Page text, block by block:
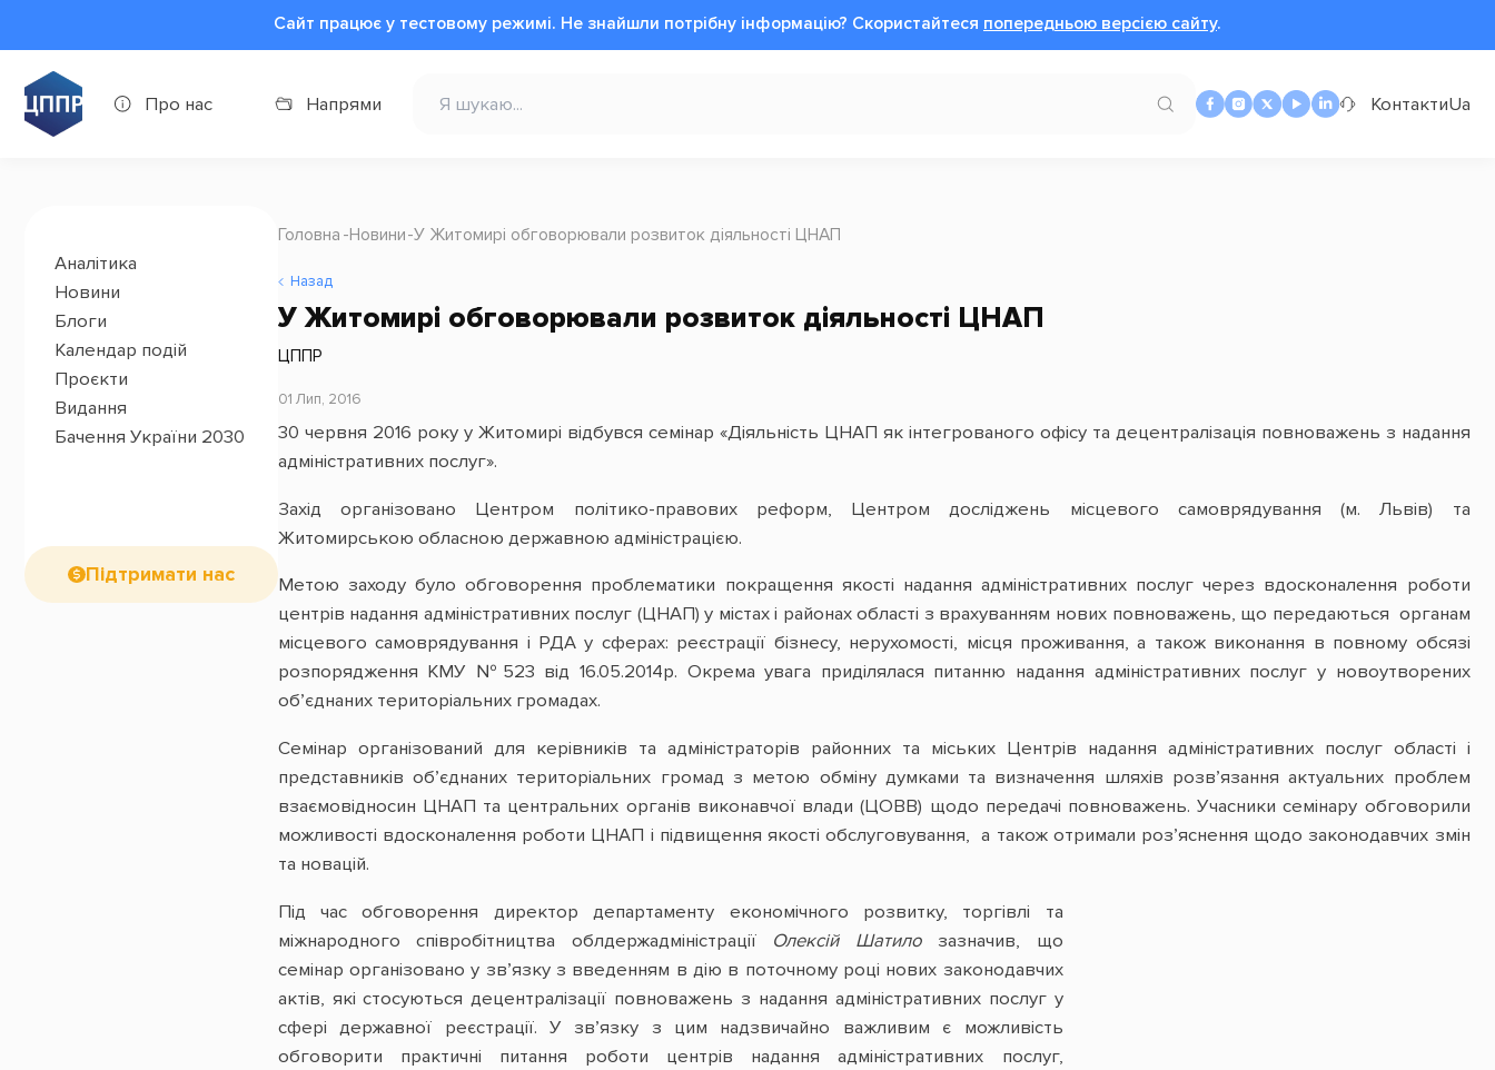
Сайт працює у тестовому режимі. Не знайшли потрібну інформацію? Cкористайтеся попередньою версією сайту.
Про нас Напрями КонтактиUa
Аналітика
Новини
Блоги
Календар подій
Проєкти
Видання
Бачення України 2030
Підтримати нас
Головна Новини У Житомирі обговорювали розвиток діяльності ЦНАП
Назад
У Житомирі обговорювали розвиток діяльності ЦНАП
ЦППР
01 Лип, 2016
30 червня 2016 року у Житомирі відбувся семінар «Діяльність ЦНАП як інтегрованого офісу та децентралізація повноважень з надання
адміністративних послуг».
Захід організовано Центром політико-правових реформ, Центром досліджень місцевого самоврядування (м. Львів) та
Житомирською обласною державною адміністрацією.
Метою заходу було обговорення проблематики покращення якості надання адміністративних послуг через вдосконалення роботи
центрів надання адміністративних послуг (ЦНАП) у містах і районах області з врахуванням нових повноважень, що передаються органам
місцевого самоврядування і РДА у сферах: реєстрації бізнесу, нерухомості, місця проживання, а також виконання в повному обсязі
розпорядження КМУ №523 від 16.05.2014р. Окрема увага приділялася питанню надання адміністративних послуг у новоутворених
об’єднаних територіальних громадах.
Семінар організований для керівників та адміністраторів районних та міських Центрів надання адміністративних послуг області і
представників об’єднаних територіальних громад з метою обміну думками та визначення шляхів розв’язання актуальних проблем
взаємовідносин ЦНАП та центральних органів виконавчої влади (ЦОВВ) щодо передачі повноважень. Учасники семінару обговорили
можливості вдосконалення роботи ЦНАП і підвищення якості обслуговування, а також отримали роз’яснення щодо законодавчих змін
та новацій.
Під час обговорення директор департаменту економічного розвитку, торгівлі та
міжнародного співробітництва облдержадміністрації Олексій Шатилозазначив, що
семінар організовано у зв’язку з введенням в дію в поточному році нових законодавчих
актів, які стосуються децентралізації повноважень з надання адміністративних послуг у
сфері державної реєстрації. У зв’язку з цим надзвичайно важливим є можливість
обговорити практичні питання роботи центрів надання адміністративних послуг,